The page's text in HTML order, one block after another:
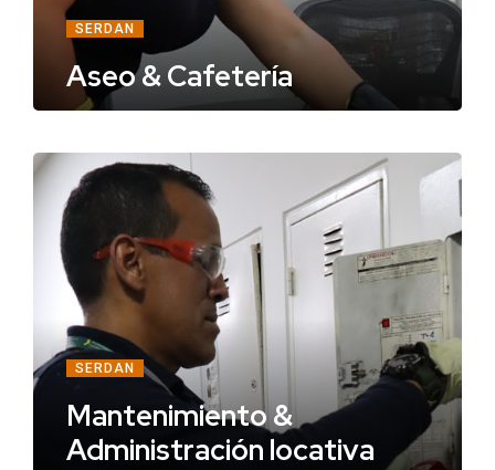
SERDAN
Aseo & Cafetería
SERDAN
Mantenimiento &
Administración locativa